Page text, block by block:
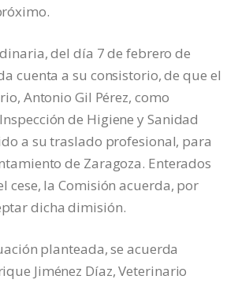
del día 7 de febrero de
cuenta a su consistorio, de que el
Antonio Gil Pérez, como
de Higiene y Sanidad
a su traslado profesional, para
de Zaragoza. Enterados
cese, la Comisión acuerda, por
dicha dimisión.
planteada, se acuerda
Jiménez Díaz, Veterinario